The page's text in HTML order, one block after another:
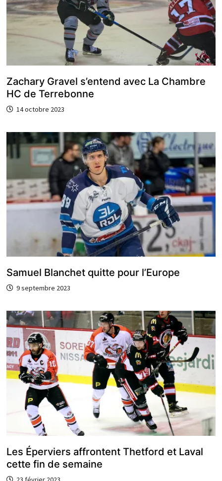
Zachary Gravel s’entend avec La Chambre
HC de Terrebonne
14 octobre 2023
Samuel Blanchet quitte pour l’Europe
9 septembre 2023
Les Éperviers affrontent Thetford et Laval
cette fin de semaine